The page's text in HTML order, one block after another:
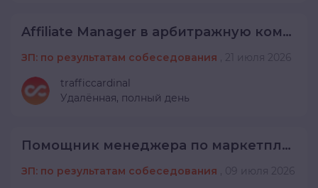
Affiliate Manager в арбитражную команду
ЗП: по результатам собеседования
21 июля 2026
trafficcardinal
Удалённая, полный день
Помощник менеджера по маркетплейсам
ЗП: по результатам собеседования
09 июля 2026